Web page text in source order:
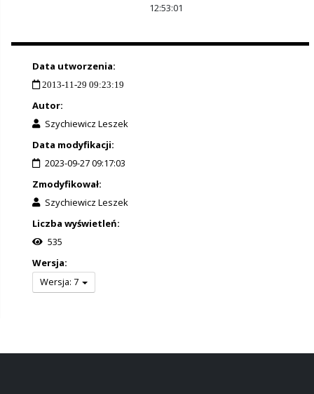
12:53:01
Data utworzenia:
2013-11-29 09:23:19
Autor:
Szychiewicz Leszek
Data modyfikacji:
2023-09-27 09:17:03
Zmodyfikował:
Szychiewicz Leszek
Liczba wyświetleń:
535
Wersja:
Wersja: 7